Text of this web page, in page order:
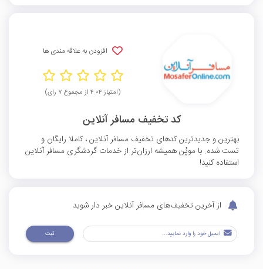
افزودن به علاقه مندی ها
(امتیاز ۴.۰۴ از مجموع ۷ رای)
کد تخفیف مسافر آنلاین
بهترین و جدیدترین کدهای تخفیف مسافر آنلاین ، کاملا رایگان و
تست شده. با موپُن همیشه ارزان‌تر از خدمات گردشگری مسافر آنلاین
استفاده کنید!
از آخرین تخفیف‌های مسافر آنلاین خبر دار شوید
ثبت